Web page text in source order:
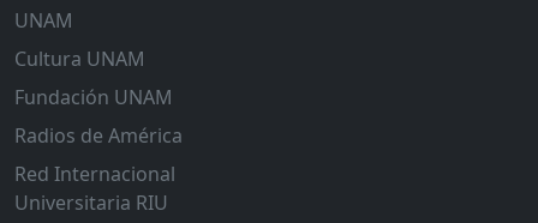
UNAM
Cultura UNAM
Fundación UNAM
Radios de América
Red Internacional
Universitaria RIU